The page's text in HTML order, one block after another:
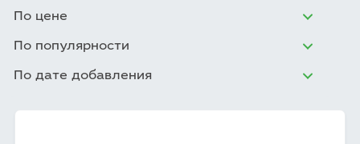
По цене
По популярности
По дате добавления